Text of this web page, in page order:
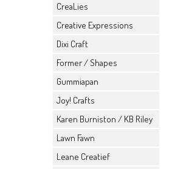
CreaLies
Creative Expressions
Dixi Craft
Former / Shapes
Gummiapan
Joy! Crafts
Karen Burniston / KB Riley
Lawn Fawn
Leane Creatief